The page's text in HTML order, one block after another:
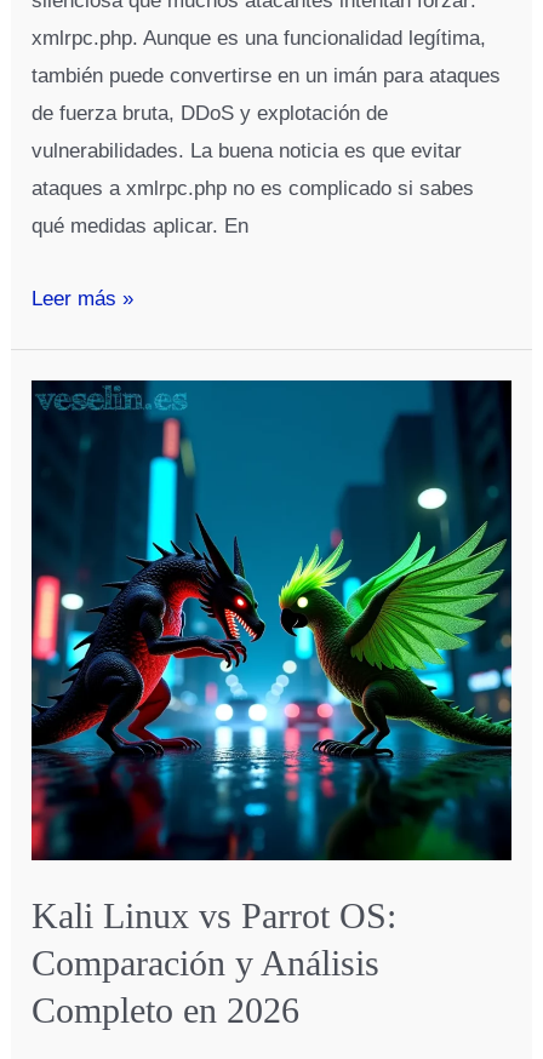
xmlrpc.php. Aunque es una funcionalidad legítima,
también puede convertirse en un imán para ataques
de fuerza bruta, DDoS y explotación de
vulnerabilidades. La buena noticia es que evitar
ataques a xmlrpc.php no es complicado si sabes
qué medidas aplicar. En
Cómo
a
xmlrpc.php
completa)
Leer más »
Kali Linux vs Parrot OS:
Comparación y Análisis
Completo en 2026